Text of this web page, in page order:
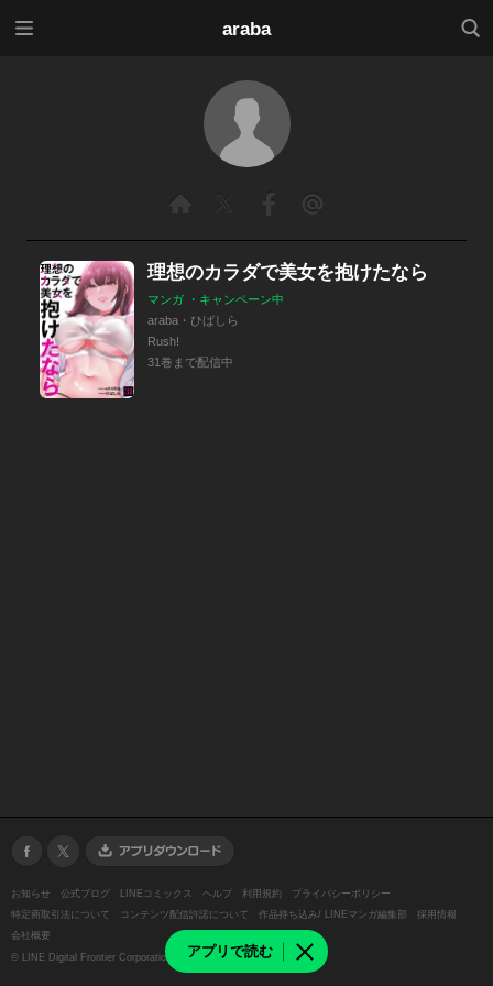
araba
検索
アプリで読む
理想のカラダで美女を抱けたなら
マンガ ・キャンペーン中
araba・ひばしら
Rush!
31巻まで配信中
お知らせ 公式ブログ LINEコミックス ヘルプ 利用規約
プライバシーポリシー
特定商取引法について
コンテンツ配信許諾について 作品持ち込み/ LINEマンガ編集部
採用情報
会社概要
© LINE Digital Frontier Corporation